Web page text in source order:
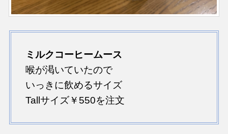
ミルクコーヒームース
喉が渇いていたので
いっきに飲めるサイズ
Tallサイズ￥550を注文